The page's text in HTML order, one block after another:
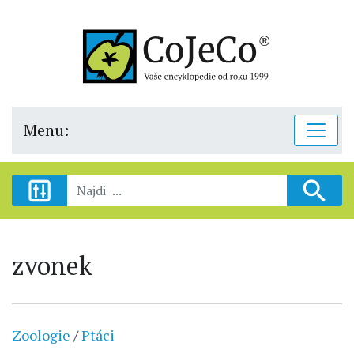
Menu:
zvonek
Zoologie /Ptáci